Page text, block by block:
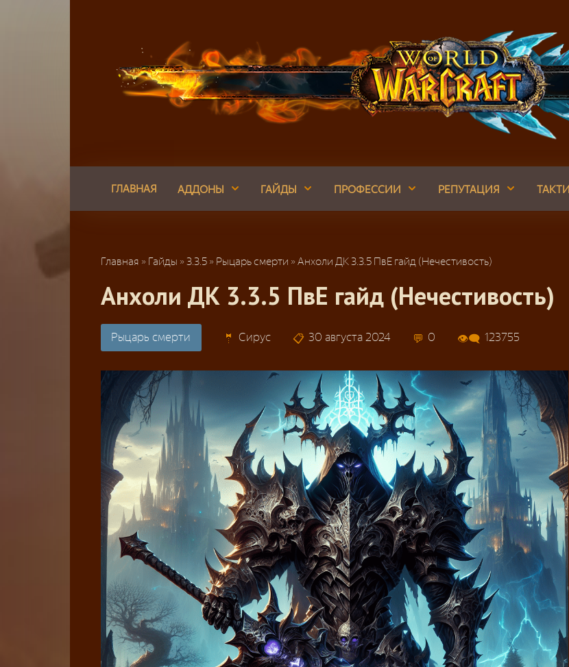
ГЛАВНАЯ АДДОНЫ ГАЙДЫ ПРОФЕССИИ РЕПУТАЦИЯ
Главная » Гайды »3.3.5 » Рыцарь смерти »Анхоли ДК 3.3.5 ПвЕ гайд (Нечестивость)
Анхоли ДК 3.3.5 ПвЕ гайд (Нечестивость)
Рыцарь смерти Сирус 30 августа 2024 0 123755